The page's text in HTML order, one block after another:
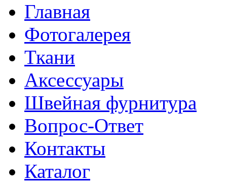
Главная
Фотогалерея
Ткани
Аксессуары
Швейная фурнитура
Вопрос-Ответ
Контакты
Каталог